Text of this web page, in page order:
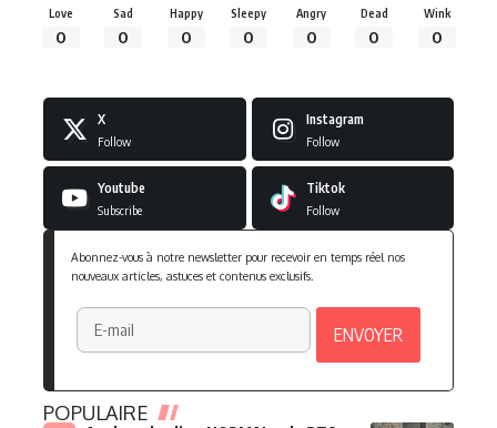
Love
0
Sad
0
Happy
0
Sleepy
0
Angry
0
Dead
0
Wink
0
X
Follow
Instagram
Follow
Youtube
Subscribe
Tiktok
Follow
Abonnez-vous à notre newsletter pour recevoir en temps réel nos
nouveaux articles, astuces et contenus exclusifs.
POPULAIRE